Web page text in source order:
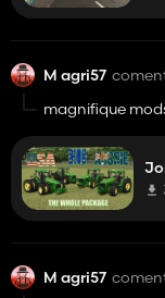
M agri57
magnifique
passages des
qui ce lève les
personnes qui
M agri57